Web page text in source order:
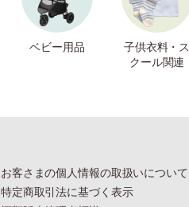
ベビー用品
子供衣料・ス
クール関連
お客さまの個人情報の取扱いについて
特定商取引法に基づく表示